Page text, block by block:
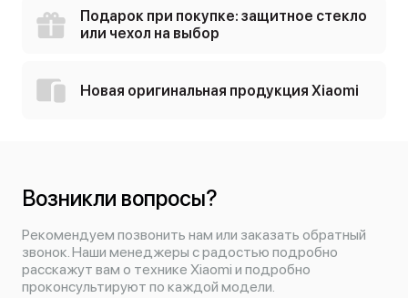
Подарок при покупке: защитное стекло
или чехол на выбор
Новая оригинальная продукция Xiaomi
Возникли вопросы?
Рекомендуем позвонить нам или заказать обратный
звонок. Наши менеджеры с радостью подробно
расскажут вам о технике Xiaomi и подробно
проконсультируют по каждой модели.